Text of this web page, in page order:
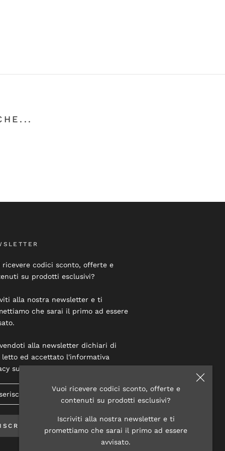
Vuoi ricevere codici sconto, offerte e
contenuti su prodotti esclusivi?
Iscriviti alla nostra newsletter e ti
promettiamo che sarai il primo ad essere
avvisato.
ricevere codici sconto, offerte e
su prodotti esclusivi?
alla nostra newsletter e ti
che sarai il primo ad essere
alla newsletter dichiari di
letto ed accettato l'informativa
su questo sito.
ISCRIVITI